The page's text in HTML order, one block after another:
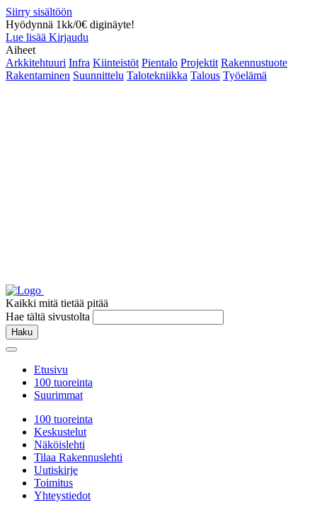
Siirry sisältöön
Hyödynnä 1kk/0€ diginäyte!
Lue lisää Kirjaudu
Aiheet
Arkkitehtuuri Infra Kiinteistöt Pientalo Projektit Rakennustuote
Rakentaminen Suunnittelu Talotekniikka Talous Työelämä
Kaikki mitä tietää pitää
Hae tältä sivustolta
Haku
Etusivu
100 tuoreinta
Suurimmat
100 tuoreinta
Keskustelut
Näköislehti
Tilaa Rakennuslehti
Uutiskirje
Toimitus
Yhteystiedot